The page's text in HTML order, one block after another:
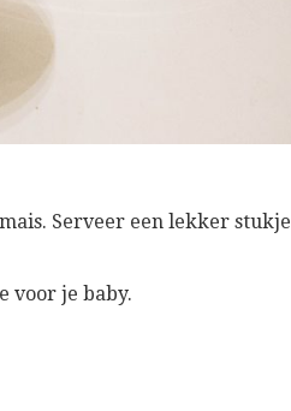
Serveer een lekker stukje
voor je baby.